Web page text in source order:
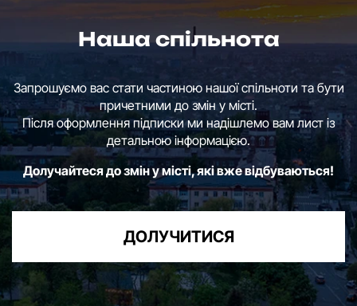
Наша спільнота
Запрошуємо вас стати частиною нашої спільноти та бути
причетними до змін у місті.
Після оформлення підписки ми надішлемо вам лист із
детальною інформацією.
Долучайтеся до змін у місті, які вже відбуваються!
ДОЛУЧИТИСЯ